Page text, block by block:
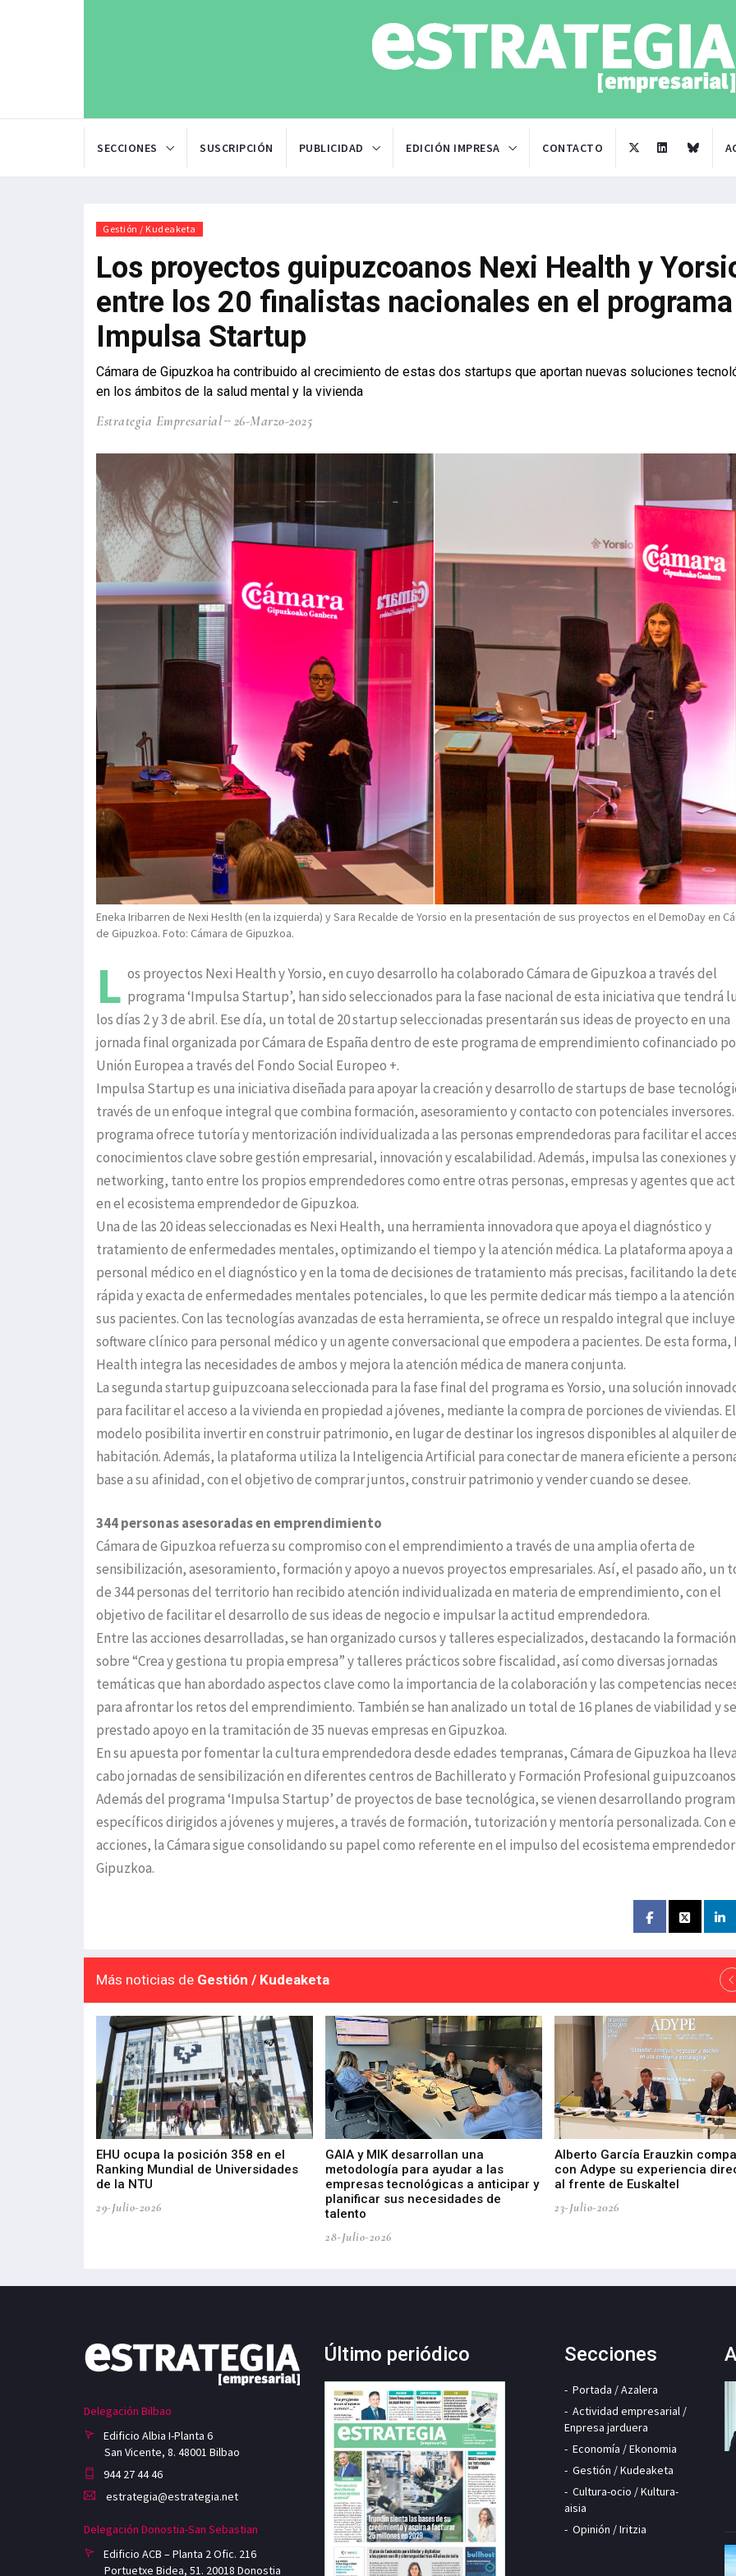
SECCIONES SUSCRIPCIÓN PUBLICIDAD EDICIÓN IMPRESA CONTACTO
Gestión / Kudeaketa
Los proyectos guipuzcoanos Nexi Health y
entre los 20 finalistas nacionales en el programa
Impulsa Startup
Cámara de Gipuzkoa ha contribuido al crecimiento de estas dos startups que aportan nuevas soluciones
en los ámbitos de la salud mental y la vivienda
Estrategia Empresarial 26-Marzo-2025
Eneka Iribarren de Nexi Heslth (en la izquierda) y Sara Recalde de Yorsio en la presentación de sus proyectos en el DemoDay en
de Gipuzkoa. Foto: Cámara de Gipuzkoa.
L os proyectos Nexi Health y Yorsio, en cuyo desarrollo ha colaborado Cámara de Gipuzkoa a través del
programa ‘Impulsa Startup’, han sido seleccionados para la fase nacional de esta iniciativa que tendrá
los días 2 y 3 de abril. Ese día, un total de 20 startup seleccionadas presentarán sus ideas de proyecto en una
jornada final organizada por Cámara de España dentro de este programa de emprendimiento cofinanciado
Unión Europea a través del Fondo Social Europeo +.
Impulsa Startup es una iniciativa diseñada para apoyar la creación y desarrollo de startups de base
través de un enfoque integral que combina formación, asesoramiento y contacto con potenciales inversores.
programa ofrece tutoría y mentorización individualizada a las personas emprendedoras para facilitar el
conocimientos clave sobre gestión empresarial, innovación y escalabilidad. Además, impulsa las conexiones
networking, tanto entre los propios emprendedores como entre otras personas, empresas y agentes que
en el ecosistema emprendedor de Gipuzkoa.
Una de las 20 ideas seleccionadas es Nexi Health, una herramienta innovadora que apoya el diagnóstico y
tratamiento de enfermedades mentales, optimizando el tiempo y la atención médica. La plataforma apoya a
personal médico en el diagnóstico y en la toma de decisiones de tratamiento más precisas, facilitando la
rápida y exacta de enfermedades mentales potenciales, lo que les permite dedicar más tiempo a la
sus pacientes. Con las tecnologías avanzadas de esta herramienta, se ofrece un respaldo integral que
software clínico para personal médico y un agente conversacional que empodera a pacientes. De esta forma,
Health integra las necesidades de ambos y mejora la atención médica de manera conjunta.
La segunda startup guipuzcoana seleccionada para la fase final del programa es Yorsio, una solución
para facilitar el acceso a la vivienda en propiedad a jóvenes, mediante la compra de porciones de viviendas. El
modelo posibilita invertir en construir patrimonio, en lugar de destinar los ingresos disponibles al alquiler
habitación. Además, la plataforma utiliza la Inteligencia Artificial para conectar de manera eficiente a
base a su afinidad, con el objetivo de comprar juntos, construir patrimonio y vender cuando se desee.
344 personas asesoradas en emprendimiento
Cámara de Gipuzkoa refuerza su compromiso con el emprendimiento a través de una amplia oferta de
sensibilización, asesoramiento, formación y apoyo a nuevos proyectos empresariales. Así, el pasado año, un
de 344 personas del territorio han recibido atención individualizada en materia de emprendimiento, con el
objetivo de facilitar el desarrollo de sus ideas de negocio e impulsar la actitud emprendedora.
Entre las acciones desarrolladas, se han organizado cursos y talleres especializados, destacando la formación
sobre “Crea y gestiona tu propia empresa” y talleres prácticos sobre fiscalidad, así como diversas jornadas
temáticas que han abordado aspectos clave como la importancia de la colaboración y las competencias
para afrontar los retos del emprendimiento. También se han analizado un total de 16 planes de viabilidad y
prestado apoyo en la tramitación de 35 nuevas empresas en Gipuzkoa.
En su apuesta por fomentar la cultura emprendedora desde edades tempranas, Cámara de Gipuzkoa ha
cabo jornadas de sensibilización en diferentes centros de Bachillerato y Formación Profesional
Además del programa ‘Impulsa Startup’ de proyectos de base tecnológica, se vienen desarrollando
específicos dirigidos a jóvenes y mujeres, a través de formación, tutorización y mentoría personalizada. Con
acciones, la Cámara sigue consolidando su papel como referente en el impulso del ecosistema
Gipuzkoa.
Más noticias de Gestión / Kudeaketa
EHU ocupa la posición 358 en el
Ranking Mundial de Universidades
de la NTU
29-Julio-2026
GAIA y MIK desarrollan una
metodología para ayudar a las
empresas tecnológicas a anticipar y
planificar sus necesidades de
talento
28-Julio-2026
Alberto García Erauzkin
con Adype su experiencia
al frente de Euskaltel
23-Julio-2026
Delegación Bilbao
Edificio Albia I-Planta 6
San Vicente, 8. 48001 Bilbao
944 27 44 46
estrategia@estrategia.net
Delegación Donostia-San Sebastian
Edificio ACB – Planta 2 Ofic. 216
Portuetxe Bidea, 51. 20018 Donostia
Último periódico Secciones
Portada / Azalera
Actividad empresarial /
Enpresa jarduera
Economía / Ekonomia
Gestión / Kudeaketa
Cultura-ocio / Kultura-
aisia
Opinión / Iritzia